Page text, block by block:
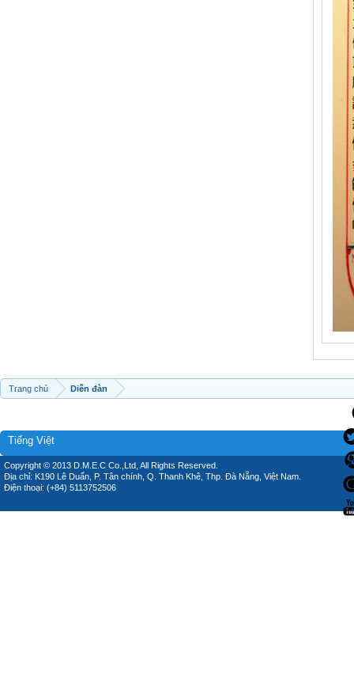
Trang chủ Diễn đàn
Tiếng Việt
Copyright © 2013 D.M.E.C Co.,Ltd, All Rights Reserved.
Địa chỉ: K190 Lê Duẩn, P. Tân chính, Q. Thanh Khê, Thp. Đà Nẵng, Việt Nam.
Điện thoại: (+84) 5113752506